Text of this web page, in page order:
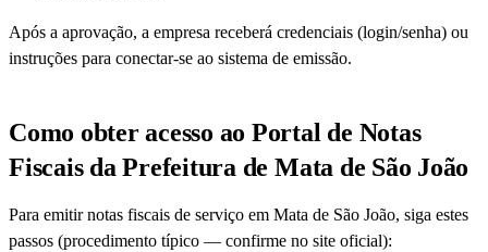
Após a aprovação, a empresa receberá credenciais (login/senha) ou
instruções para conectar-se ao sistema de emissão.
Como obter acesso ao Portal de Notas
Fiscais da Prefeitura de Mata de São João
Para emitir notas fiscais de serviço em Mata de São João, siga estes
passos (procedimento típico — confirme no site oficial):